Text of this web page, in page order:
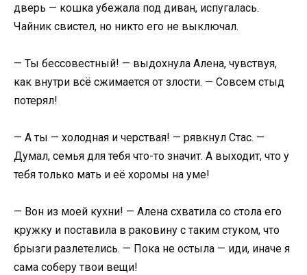
дверь — кошка убежала под диван, испугалась.
Чайник свистел, но никто его не выключал.
— Ты бессовестный! — выдохнула Алена, чувствуя,
как внутри всё сжимается от злости. — Совсем стыд
потерял!
— А ты — холодная и черствая! — рявкнул Стас. —
Думал, семья для тебя что-то значит. А выходит, что у
тебя только мать и её хоромы на уме!
— Вон из моей кухни! — Алена схватила со стола его
кружку и поставила в раковину с таким стуком, что
брызги разлетелись. — Пока не остыла — иди, иначе я
сама соберу твои вещи!